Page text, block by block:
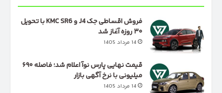
فروش اقساطی جک J4 و KMC SR6 با تحویل
۳۰ روزه آغاز شد
14 مرداد 1405
قیمت نهایی پارس نوآ اعلام شد؛ فاصله ۶۹۰
میلیونی با نرخ آگهی بازار
14 مرداد 1405